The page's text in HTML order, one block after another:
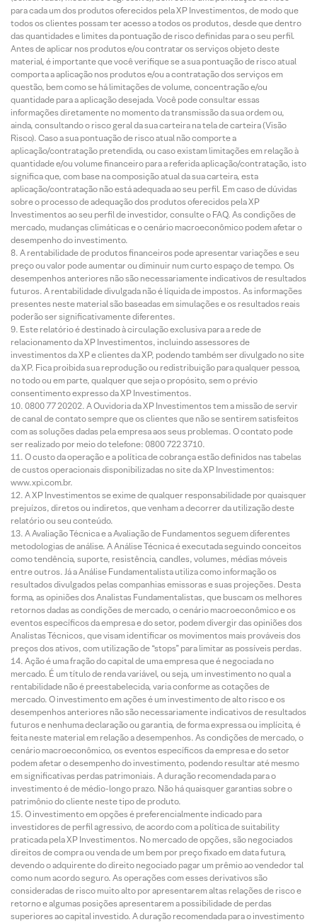
para cada um dos produtos oferecidos pela XP Investimentos, de modo que
todos os clientes possam ter acesso a todos os produtos, desde que dentro
das quantidades e limites da pontuação de risco definidas para o seu perfil.
Antes de aplicar nos produtos e/ou contratar os serviços objeto deste
material, é importante que você verifique se a sua pontuação de risco atual
comporta a aplicação nos produtos e/ou a contratação dos serviços em
questão, bem como se há limitações de volume, concentração e/ou
quantidade para a aplicação desejada. Você pode consultar essas
informações diretamente no momento da transmissão da sua ordem ou,
ainda, consultando o risco geral da sua carteira na tela de carteira (Visão
Risco). Caso a sua pontuação de risco atual não comporte a
aplicação/contratação pretendida, ou caso existam limitações em relação à
quantidade e/ou volume financeiro para a referida aplicação/contratação, isto
significa que, com base na composição atual da sua carteira, esta
aplicação/contratação não está adequada ao seu perfil. Em caso de dúvidas
sobre o processo de adequação dos produtos oferecidos pela XP
Investimentos ao seu perfil de investidor, consulte o FAQ. As condições de
mercado, mudanças climáticas e o cenário macroeconômico podem afetar o
desempenho do investimento.
A rentabilidade de produtos financeiros pode apresentar variações e seu
preço ou valor pode aumentar ou diminuir num curto espaço de tempo. Os
desempenhos anteriores não são necessariamente indicativos de resultados
futuros. A rentabilidade divulgada não é líquida de impostos. As informações
presentes neste material são baseadas em simulações e os resultados reais
poderão ser significativamente diferentes.
Este relatório é destinado à circulação exclusiva para a rede de
relacionamento da XP Investimentos, incluindo assessores de
investimentos da XP e clientes da XP, podendo também ser divulgado no site
da XP. Fica proibida sua reprodução ou redistribuição para qualquer pessoa,
no todo ou em parte, qualquer que seja o propósito, sem o prévio
consentimento expresso da XP Investimentos.
0800 77 20202. A Ouvidoria da XP Investimentos tem a missão de servir
de canal de contato sempre que os clientes que não se sentirem satisfeitos
com as soluções dadas pela empresa aos seus problemas. O contato pode
ser realizado por meio do telefone: 0800 722 3710.
O custo da operação e a política de cobrança estão definidos nas tabelas
de custos operacionais disponibilizadas no site da XP Investimentos:
www.xpi.com.br.
A XP Investimentos se exime de qualquer responsabilidade por quaisquer
prejuízos, diretos ou indiretos, que venham a decorrer da utilização deste
relatório ou seu conteúdo.
A Avaliação Técnica e a Avaliação de Fundamentos seguem diferentes
metodologias de análise. A Análise Técnica é executada seguindo conceitos
como tendência, suporte, resistência, candles, volumes, médias móveis
entre outros. Já a Análise Fundamentalista utiliza como informação os
resultados divulgados pelas companhias emissoras e suas projeções. Desta
forma, as opiniões dos Analistas Fundamentalistas, que buscam os melhores
retornos dadas as condições de mercado, o cenário macroeconômico e os
eventos específicos da empresa e do setor, podem divergir das opiniões dos
Analistas Técnicos, que visam identificar os movimentos mais prováveis dos
preços dos ativos, com utilização de “stops” para limitar as possíveis perdas.
Ação é uma fração do capital de uma empresa que é negociada no
mercado. É um título de renda variável, ou seja, um investimento no qual a
rentabilidade não é preestabelecida, varia conforme as cotações de
mercado. O investimento em ações é um investimento de alto risco e os
desempenhos anteriores não são necessariamente indicativos de resultados
futuros e nenhuma declaração ou garantia, de forma expressa ou implícita, é
feita neste material em relação a desempenhos. As condições de mercado, o
cenário macroeconômico, os eventos específicos da empresa e do setor
podem afetar o desempenho do investimento, podendo resultar até mesmo
em significativas perdas patrimoniais. A duração recomendada para o
investimento é de médio-longo prazo. Não há quaisquer garantias sobre o
patrimônio do cliente neste tipo de produto.
O investimento em opções é preferencialmente indicado para
investidores de perfil agressivo, de acordo com a política de suitability
praticada pela XP Investimentos. No mercado de opções, são negociados
direitos de compra ou venda de um bem por preço fixado em data futura,
devendo o adquirente do direito negociado pagar um prêmio ao vendedor tal
como num acordo seguro. As operações com esses derivativos são
consideradas de risco muito alto por apresentarem altas relações de risco e
retorno e algumas posições apresentarem a possibilidade de perdas
superiores ao capital investido. A duração recomendada para o investimento